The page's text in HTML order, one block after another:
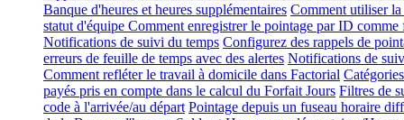
Banque d'heures et heures supplémentaires Comment utiliser
statut d'équipe Comment enregistrer le pointage par ID
Notifications de suivi du temps Configurez des rappels de
erreurs de feuille de temps avec des alertes Notifications de
Comment refléter le travail à domicile dans Factorial
payés pris en compte dans le calcul du Forfait Jours Filtres de
code à l'arrivée/au départ Pointage depuis un fuseau horaire